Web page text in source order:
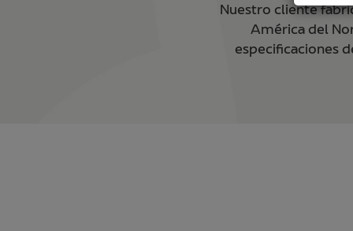
Nuestro cliente
América del
especificaciones